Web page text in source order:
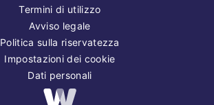
Termini di utilizzo
Avviso legale
Politica sulla riservatezza
Impostazioni dei cookie
Dati personali